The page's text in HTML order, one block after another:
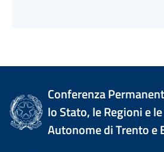
Conferenza
lo Stato, le Regioni e
Autonome di Trento e